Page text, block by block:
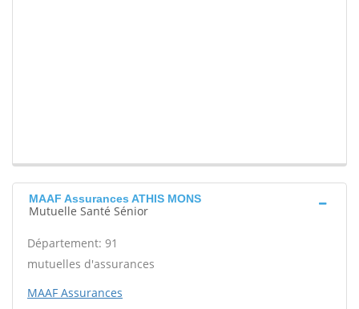
MAAF Assurances ATHIS MONS
Mutuelle Santé Sénior
Département: 91
mutuelles d'assurances
MAAF Assurances